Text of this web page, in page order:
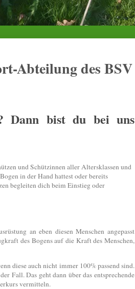
Abteilung des BSV
Dann bist du bei uns
und Schützinnen aller Altersklassen und
in der Hand hattest oder bereits
begleiten dich beim Einstieg oder
an eben diesen Menschen angepasst
des Bogens auf die Kraft des Menschen,
diese auch nicht immer 100% passend sind.
Fall. Das geht dann über das entsprechende
vermitteln.